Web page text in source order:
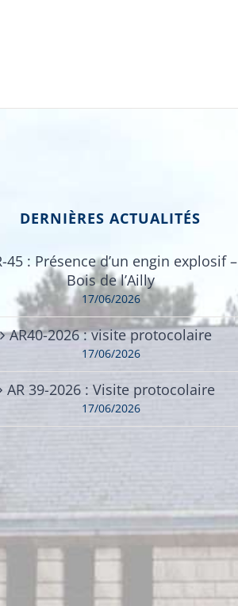
DERNIÈRES ACTUALITÉS
45 : Présence d’un engin explosif –
Bois de l’Ailly
17/06/2026
AR40-2026 : visite protocolaire
17/06/2026
AR 39-2026 : Visite protocolaire
17/06/2026